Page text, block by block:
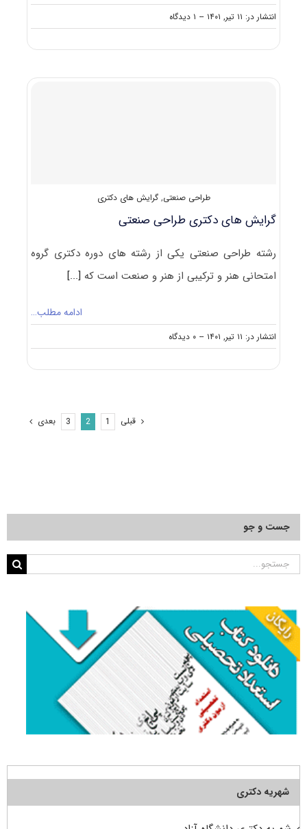
انتشار در: ۱۱ تیر, ۱۴۰۱ -- ۱ دیدگاه
on
گرایش
منظر
طراحی صنعتی,گرایش های دکتری
گرایش های دکتری طراحی صنعتی
رشته طراحی صنعتی یکی از رشته های دوره دکتری گروه
امتحانی هنر و ترکیبی از هنر و صنعت است که [...]
ادامه مطلب…
انتشار در: ۱۱ تیر, ۱۴۰۱ -- ۰ دیدگاه
on
گرایش
قبلی
1
2
3 بعدی
جست و جو
جستجو
شهریه دکتری